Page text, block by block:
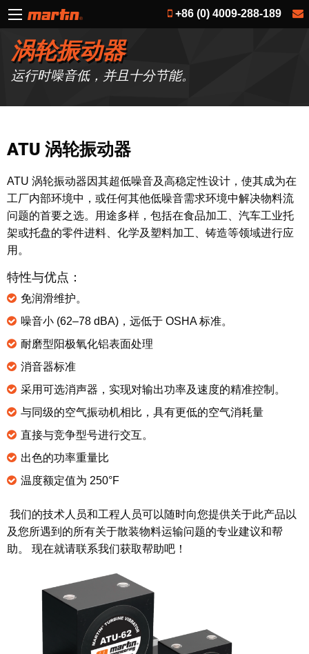
+86 (0) 4009-288-189
涡轮振动器
运行时噪音低，并且十分节能。
ATU 涡轮振动器
ATU 涡轮振动器因其超低噪音及高稳定性设计，使其成为在
工厂内部环境中，或任何其他低噪音需求环境中解决物料流
问题的首要之选。用途多样，包括在食品加工、汽车工业托
架或托盘的零件进料、化学及塑料加工、铸造等领域进行应
用。
特性与优点：
免润滑维护。
噪音小 (62–78 dBA)，远低于 OSHA 标准。
耐磨型阳极氧化铝表面处理
消音器标准
采用可选消声器，实现对输出功率及速度的精准控制。
与同级的空气振动机相比，具有更低的空气消耗量
直接与竞争型号进行交互。
出色的功率重量比
温度额定值为 250°F
我们的技术人员和工程人员可以随时向您提供关于此产品以
及您所遇到的所有关于散装物料运输问题的专业建议和帮
助。 现在就请联系我们获取帮助吧！